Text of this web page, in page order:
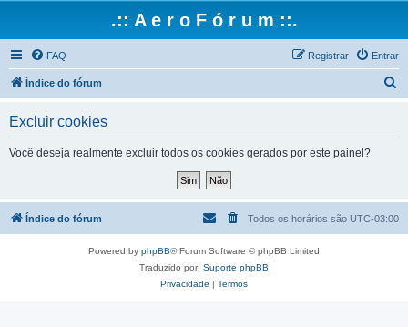
.:: A e r o F ó r u m ::.
FAQ Entrar
Registrar
Índice do fórum
a
Excluir cookies
Você deseja realmente excluir todos os cookies gerados por este painel?
Índice do fórum Todos os horários são UTC-03:00
Powered by phpBB® Forum Software © phpBB Limited
Traduzido por: Suporte phpBB
Privacidade | Termos